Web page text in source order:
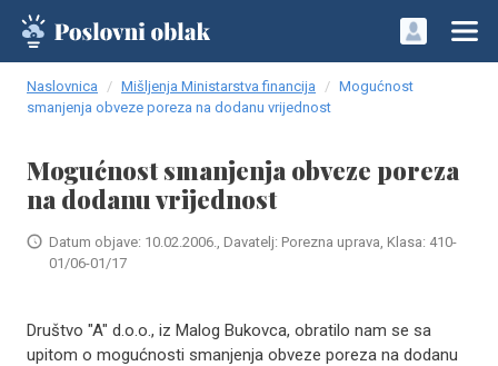
Naslovnica Mišljenja Ministarstva financija
Mogućnost
smanjenja obveze poreza na dodanu vrijednost
Mogućnost smanjenja obveze poreza
na dodanu vrijednost
Datum objave: 10.02.2006., Davatelj: Porezna uprava, Klasa: 410-
01/06-01/17
Društvo "A" d.o.o., iz Malog Bukovca, obratilo nam se sa
upitom o mogućnosti smanjenja obveze poreza na dodanu